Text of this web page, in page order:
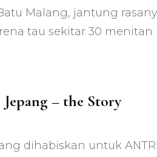
Malang, jantung
tau sekitar 30 menitan
– the Story
dihabiskan untuk